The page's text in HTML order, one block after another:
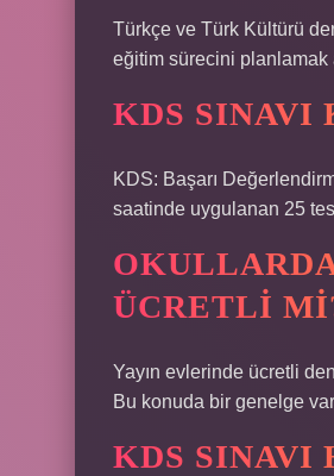
Türkçe ve Türk Kültürü
eğitim sürecini planlamak
KDS SINAVI
KDS: Başarı
saatinde uygulanan 25
ÜCRETLI
Yayın evlerinde ücretli
Bu konuda bir genelge
KDS SINAVI